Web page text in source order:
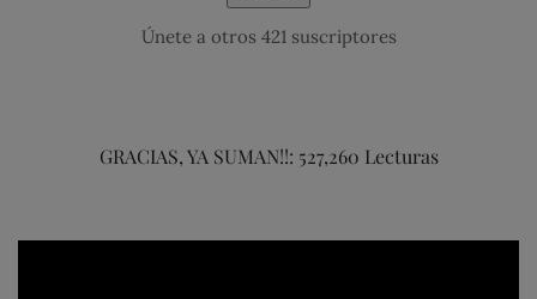
Únete a otros 421 suscriptores
GRACIAS, YA SUMAN!!: 527,260 Lecturas